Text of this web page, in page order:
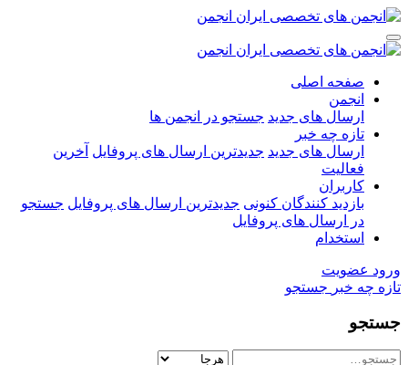
صفحه اصلی
انجمن
ارسال های جدید جستجو در انجمن ها
تازه چه خبر
ارسال های جدید جدیدترین ارسال های پروفایل آخرین
فعالیت
کاربران
بازدید کنندگان کنونی جدیدترین ارسال های پروفایل جستجو
در ارسال های پروفایل
استخدام
ورود عضویت
تازه چه خبر جستجو
جستجو